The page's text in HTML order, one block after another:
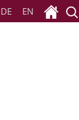
DE EN